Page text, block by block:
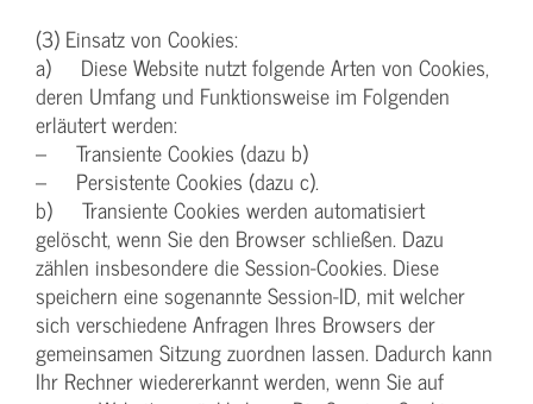
(3) Einsatz von Cookies:
a) Diese Website nutzt folgende Arten von Cookies,
deren Umfang und Funktionsweise im Folgenden
erläutert werden:
– Transiente Cookies (dazu b)
– Persistente Cookies (dazu c).
b) Transiente Cookies werden automatisiert
gelöscht, wenn Sie den Browser schließen. Dazu
zählen insbesondere die Session-Cookies. Diese
speichern eine sogenannte Session-ID, mit welcher
sich verschiedene Anfragen Ihres Browsers der
gemeinsamen Sitzung zuordnen lassen. Dadurch kann
Ihr Rechner wiedererkannt werden, wenn Sie auf